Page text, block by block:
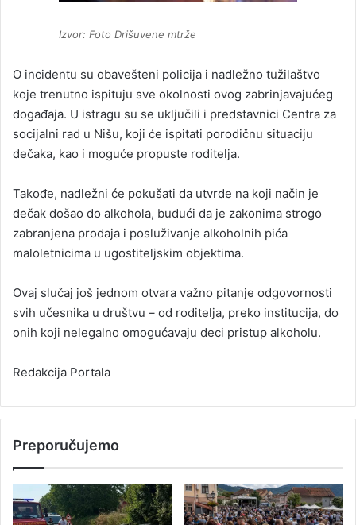
Izvor: Foto Drišuvene mtrže
O incidentu su obavešteni policija i nadležno tužilaštvo
koje trenutno ispituju sve okolnosti ovog zabrinjavajućeg
događaja. U istragu su se uključili i predstavnici Centra za
socijalni rad u Nišu, koji će ispitati porodičnu situaciju
dečaka, kao i moguće propuste roditelja.
Takođe, nadležni će pokušati da utvrde na koji način je
dečak došao do alkohola, budući da je zakonima strogo
zabranjena prodaja i posluživanje alkoholnih pića
maloletnicima u ugostiteljskim objektima.
Ovaj slučaj još jednom otvara važno pitanje odgovornosti
svih učesnika u društvu – od roditelja, preko institucija, do
onih koji nelegalno omogućavaju deci pristup alkoholu.
Redakcija Portala
Preporučujemo